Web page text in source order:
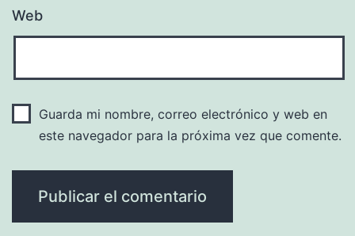
Web
Guarda mi nombre, correo electrónico y web en
este navegador para la próxima vez que comente.